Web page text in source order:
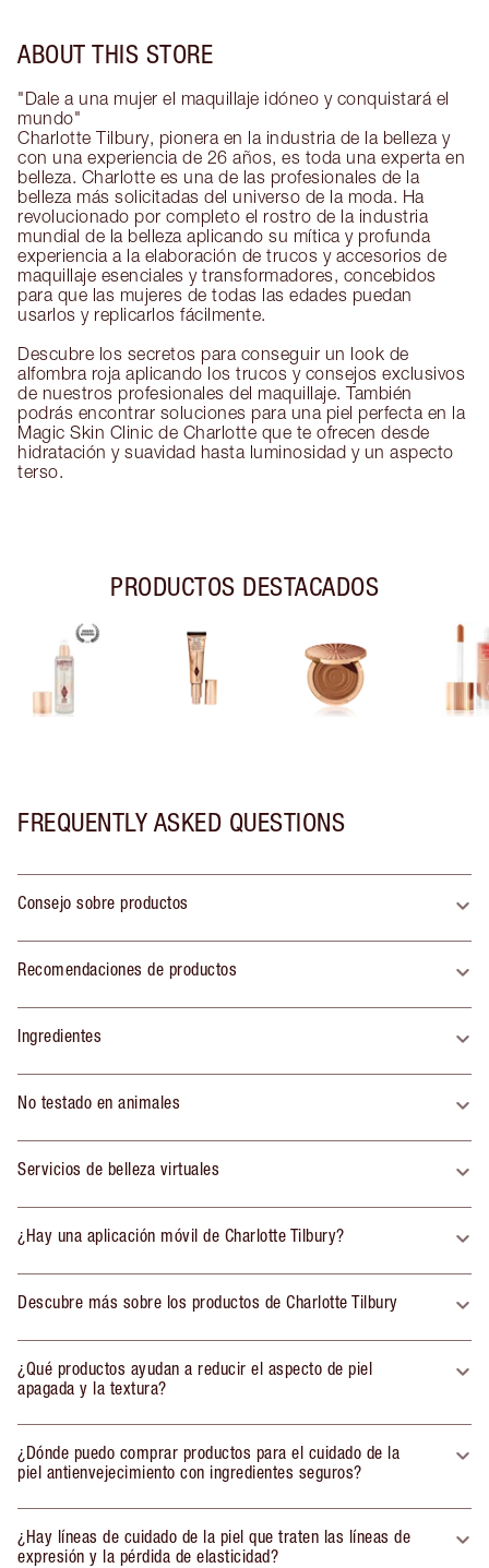
ABOUT THIS STORE
"Dale a una mujer el maquillaje idóneo y conquistará el
mundo"
Charlotte Tilbury, pionera en la industria de la belleza y
con una experiencia de 26 años, es toda una experta en
belleza. Charlotte es una de las profesionales de la
belleza más solicitadas del universo de la moda. Ha
revolucionado por completo el rostro de la industria
mundial de la belleza aplicando su mítica y profunda
experiencia a la elaboración de trucos y accesorios de
maquillaje esenciales y transformadores, concebidos
para que las mujeres de todas las edades puedan
usarlos y replicarlos fácilmente.
Descubre los secretos para conseguir un look de
alfombra roja aplicando los trucos y consejos exclusivos
de nuestros profesionales del maquillaje. También
podrás encontrar soluciones para una piel perfecta en la
Magic Skin Clinic de Charlotte que te ofrecen desde
hidratación y suavidad hasta luminosidad y un aspecto
terso.
PRODUCTOS DESTACADOS
FREQUENTLY ASKED QUESTIONS
Consejo sobre productos
Recomendaciones de productos
Ingredientes
No testado en animales
Servicios de belleza virtuales
¿Hay una aplicación móvil de Charlotte Tilbury?
Descubre más sobre los productos de Charlotte Tilbury
¿Qué productos ayudan a reducir el aspecto de piel
apagada y la textura?
¿Dónde puedo comprar productos para el cuidado de la
piel antienvejecimiento con ingredientes seguros?
¿Hay líneas de cuidado de la piel que traten las líneas de
expresión y la pérdida de elasticidad?